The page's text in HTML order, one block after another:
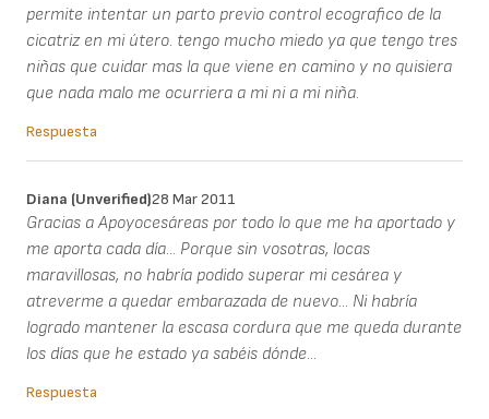
permite intentar un parto previo control ecografico de la
cicatriz en mi útero. tengo mucho miedo ya que tengo tres
niñas que cuidar mas la que viene en camino y no quisiera
que nada malo me ocurriera a mi ni a mi niña.
Respuesta
Diana (unverified)28 Mar 2011
Gracias a Apoyocesáreas por todo lo que me ha aportado y
me aporta cada día... Porque sin vosotras, locas
maravillosas, no habría podido superar mi cesárea y
atreverme a quedar embarazada de nuevo... Ni habría
logrado mantener la escasa cordura que me queda durante
los días que he estado ya sabéis dónde...
Respuesta